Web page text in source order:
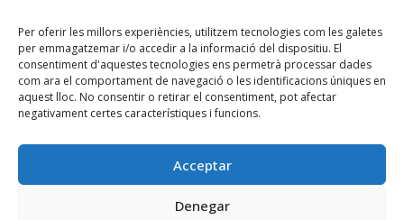
Per oferir les millors experiències, utilitzem tecnologies com les galetes
per emmagatzemar i/o accedir a la informació del dispositiu. El
consentiment d'aquestes tecnologies ens permetrà processar dades
com ara el comportament de navegació o les identificacions úniques en
aquest lloc. No consentir o retirar el consentiment, pot afectar
negativament certes característiques i funcions.
Acceptar
Denegar
Segueix-nos en xarxes socials